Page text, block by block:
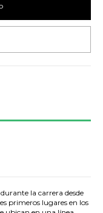
la carrera desde
primeros lugares en los